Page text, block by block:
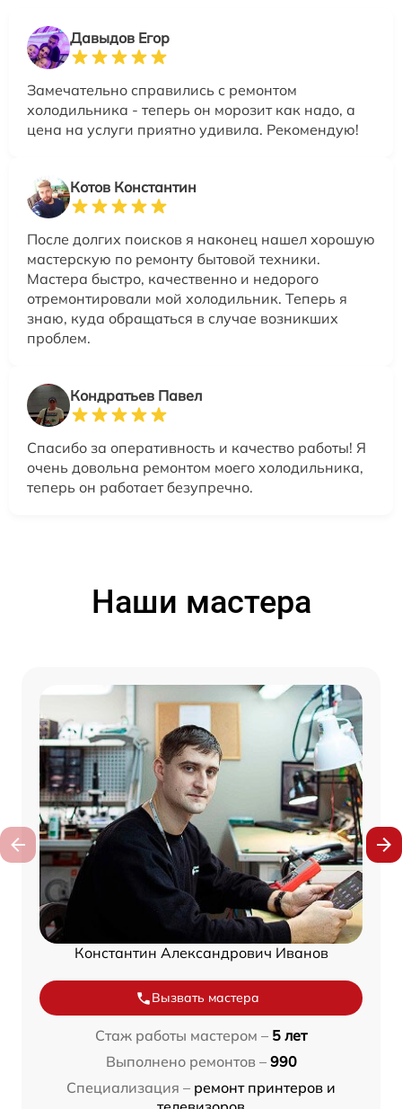
Давыдов Егор
Замечательно справились с ремонтом
холодильника - теперь он морозит как надо, а
цена на услуги приятно удивила. Рекомендую!
Котов Константин
После долгих поисков я наконец нашел хорошую
мастерскую по ремонту бытовой техники.
Мастера быстро, качественно и недорого
отремонтировали мой холодильник. Теперь я
знаю, куда обращаться в случае возникших
проблем.
Кондратьев Павел
Спасибо за оперативность и качество работы! Я
очень довольна ремонтом моего холодильника,
теперь он работает безупречно.
Наши мастера
Константин Александрович Иванов
Вызвать мастера
Стаж работы мастером – 5 лет
Выполнено ремонтов – 990
Специализация – ремонт принтеров и